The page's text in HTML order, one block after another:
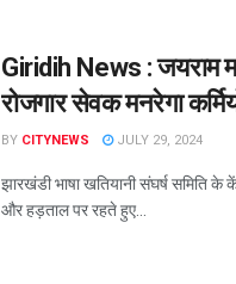
Giridih News : जयराम
रोजगार सेवक मनरेगा
BY CITYNEWS JULY 29, 2024
झारखंडी भाषा खतियानी संघर्ष समिति के
और हड़ताल पर रहते हुए...